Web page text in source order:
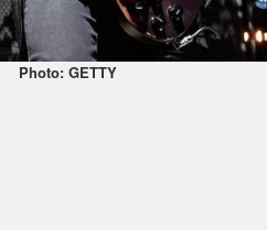
Photo: GETTY